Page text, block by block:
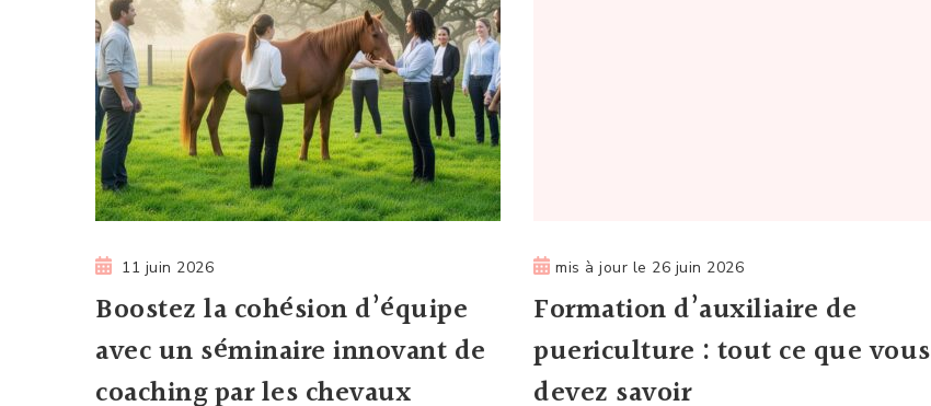
11 juin 2026
Boostez la cohésion d’équipe
avec un séminaire innovant de
coaching par les chevaux
mis à jour le 26 juin 2026
Formation d’auxiliaire de
puericulture : tout ce que vous
devez savoir